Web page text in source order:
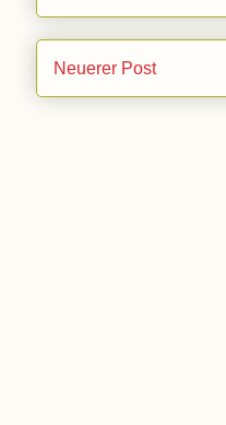
Neuerer Post